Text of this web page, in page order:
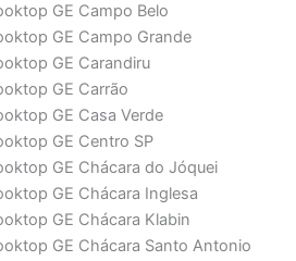
GE Campo Belo
GE Campo Grande
GE Carandiru
GE Carrão
GE Casa Verde
GE Centro SP
GE Chácara do Jóquei
GE Chácara Inglesa
GE Chácara Klabin
GE Chácara Santo Antonio